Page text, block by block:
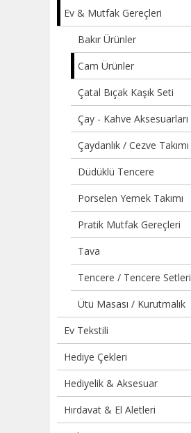
Ev & Mutfak Gereçleri
Bakır Ürünler
Cam Ürünler
Çatal Bıçak Kaşık Seti
Çay - Kahve Aksesuarları
Çaydanlık / Cezve Takımı
Düdüklü Tencere
Porselen Yemek Takımı
Pratik Mutfak Gereçleri
Tava
Tencere / Tencere Setleri
Ütü Masası / Kurutmalık
Ev Tekstili
Hediye Çekleri
Hediyelik & Aksesuar
Hırdavat & El Aletleri